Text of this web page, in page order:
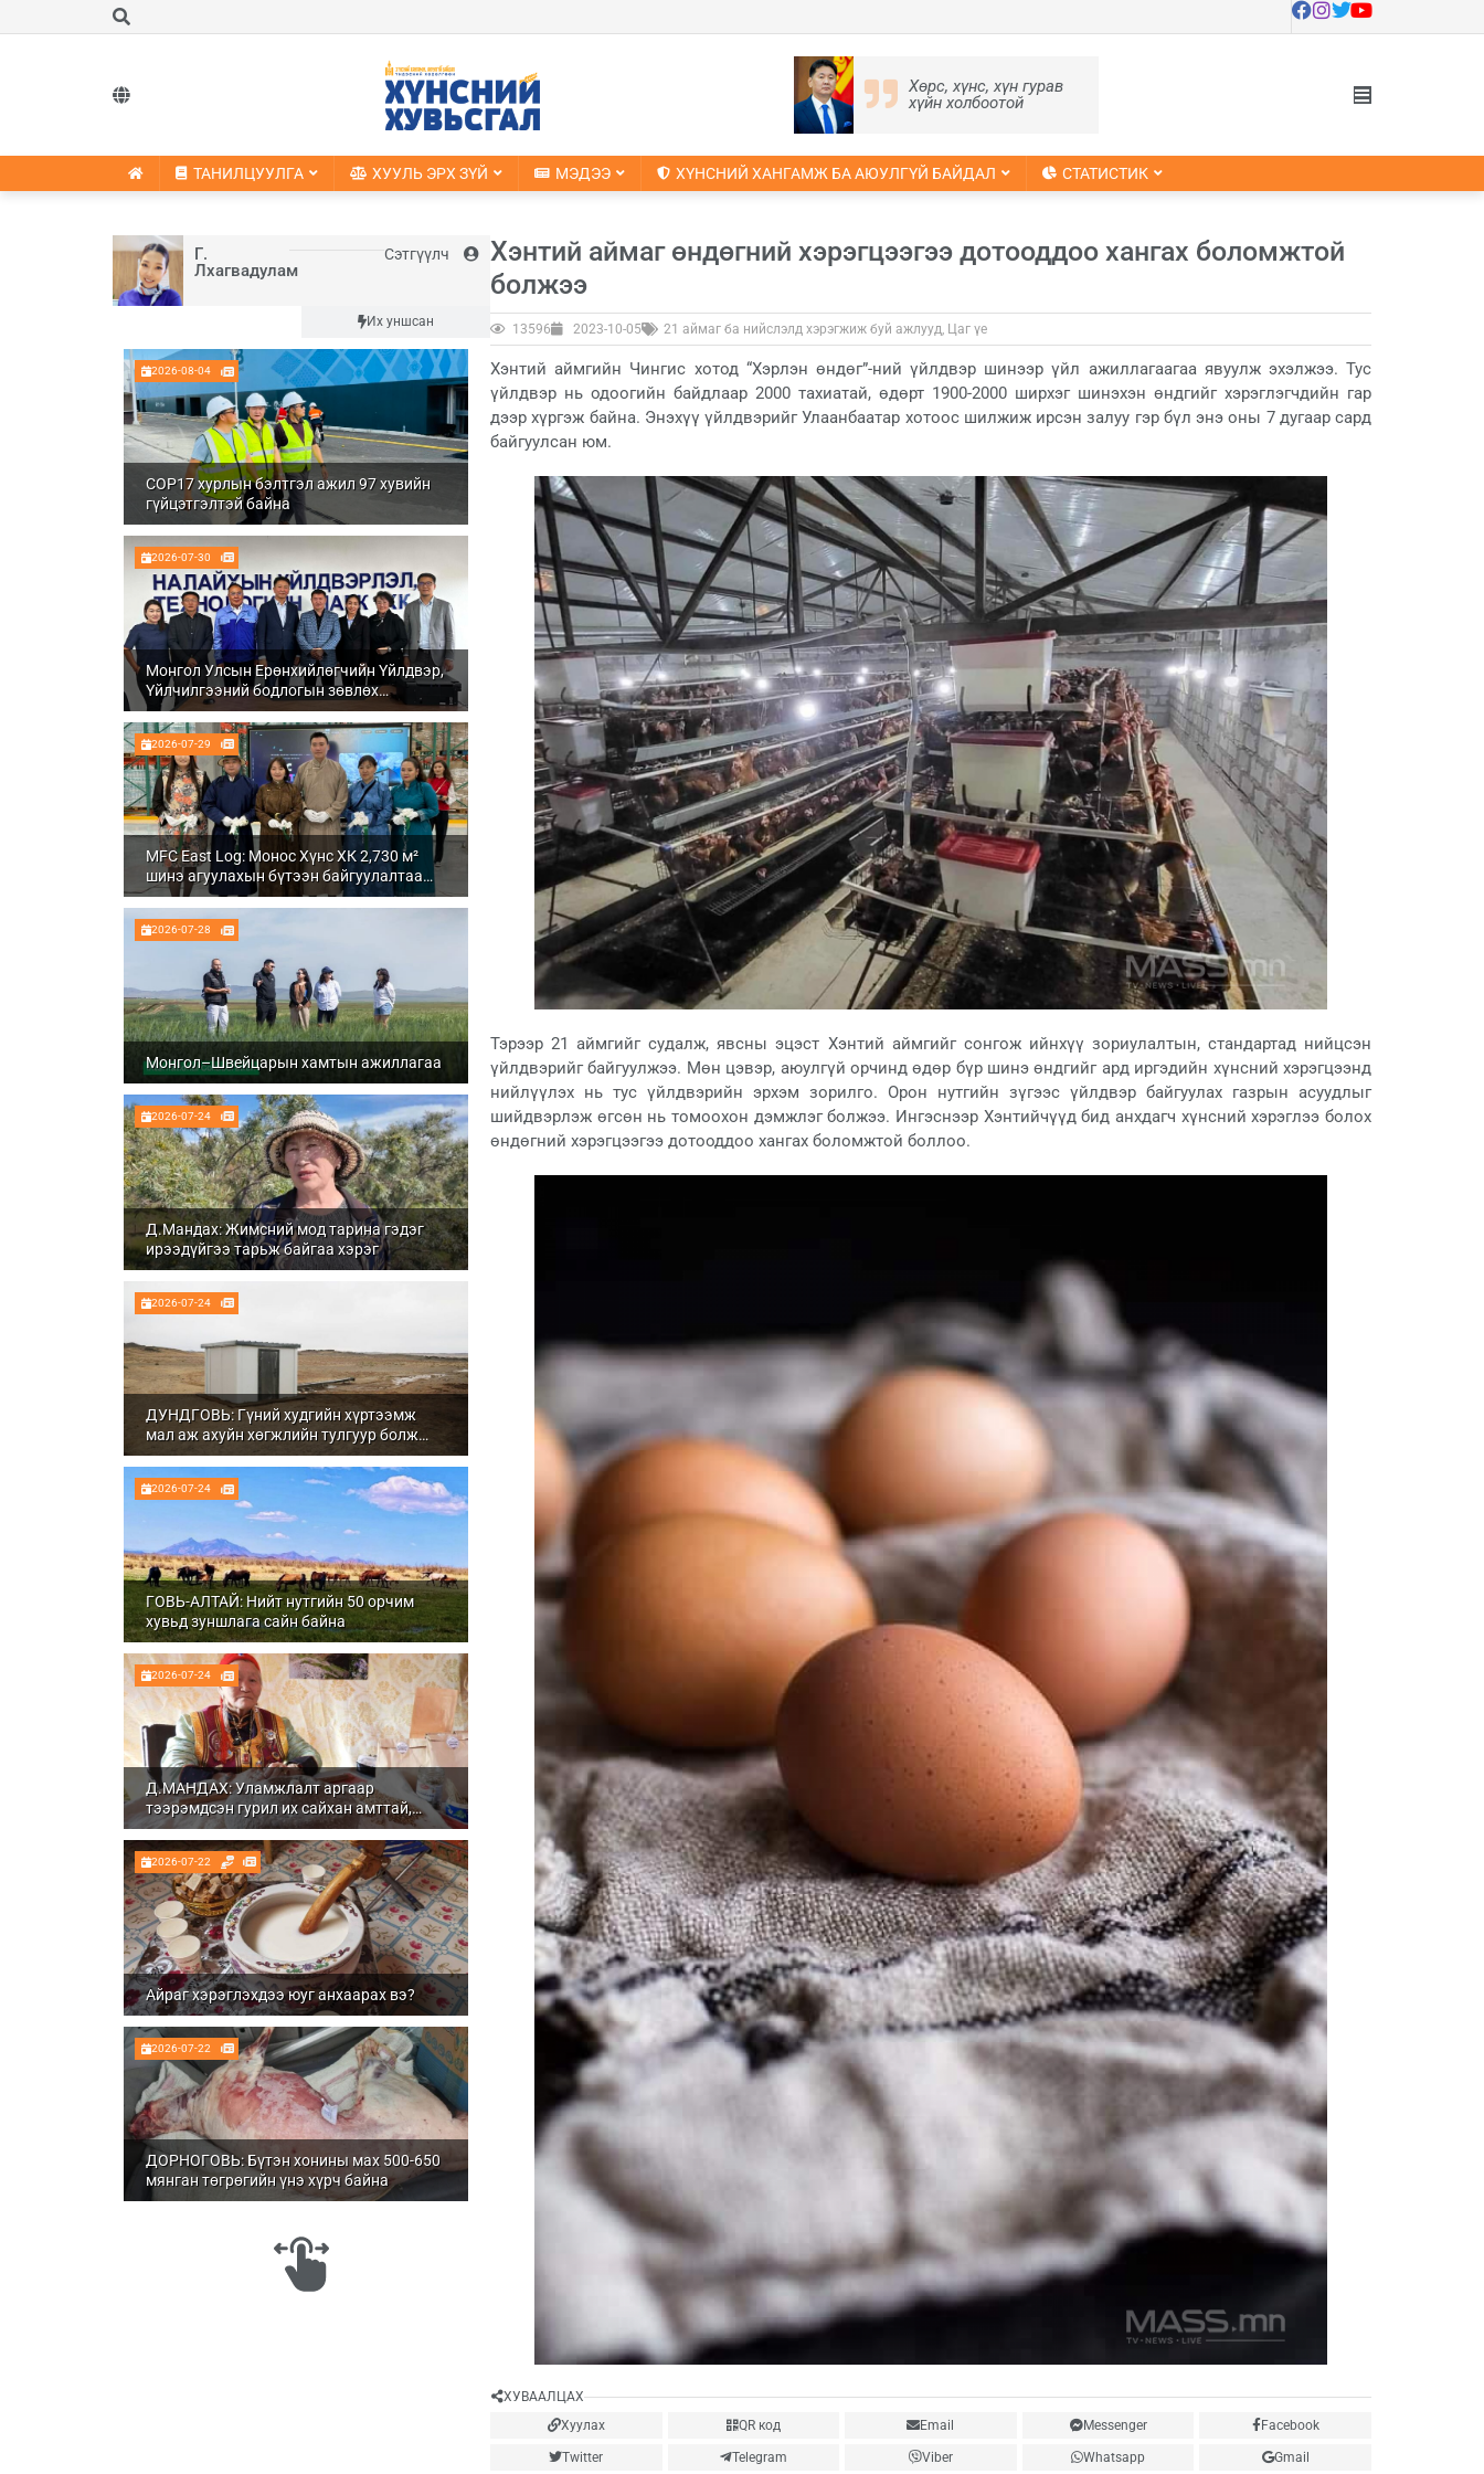
Хөрс, хүнс, хүн гурав
хүйн холбоотой
ТАНИЛЦУУЛГА ХУУЛЬ ЭРХ ЗҮЙ МЭДЭЭ ХҮНСНИЙ ХАНГАМЖ БА АЮУЛГҮЙ БАЙДАЛ СТАТИСТИК
Г.
Лхагвадулам
Сэтгүүлч
Их уншсан
2026-08-04
COP17 хурлын бэлтгэл ажил 97 хувийн
гүйцэтгэлтэй байна
2026-07-30
Монгол Улсын Ерөнхийлөгчийн Үйлдвэр,
Үйлчилгээний бодлогын зөвлөх
Ч.Даваабаяр Налайх дүүргийн
Үйлдвэрлэл, технологийн парк ХК болон
Налуу-Ухаа эдийн засгийн тусгай бүсэд
ажиллалаа
2026-07-29
MFC East Log: Монос Хүнс ХК 2,730 м²
шинэ агуулахын бүтээн байгуулалтаа
бүрэн дуусгаж, ашиглалтад орууллаа
2026-07-28
Монгол–Швейцарын хамтын ажиллагаа
2026-07-24
Д.Мандах: Жимсний мод тарина гэдэг
ирээдүйгээ тарьж байгаа хэрэг
2026-07-24
ДУНДГОВЬ: Гүний худгийн хүртээмж
мал аж ахуйн хөгжлийн тулгуур болж
байна
2026-07-24
ГОВЬ-АЛТАЙ: Нийт нутгийн 50 орчим
хувьд зуншлага сайн байна
2026-07-24
Д.МАНДАХ: Уламжлалт аргаар
тээрэмдсэн гурил их сайхан амттай,
шим тэжээлтэй болдог
2026-07-22
Айраг хэрэглэхдээ юуг анхаарах вэ?
2026-07-22
ДОРНОГОВЬ: Бүтэн хонины мах 500-650
мянган төгрөгийн үнэ хүрч байна
Хэнтий аймаг өндөгний хэрэгцээгээ дотооддоо хангах боломжтой
болжээ
13596 2023-10-05 21 аймаг ба нийслэлд хэрэгжиж буй ажлууд, Цаг үе
Хэнтий аймгийн Чингис хотод “Хэрлэн өндөг”-ний үйлдвэр шинээр үйл ажиллагаагаа явуулж эхэлжээ. Тус
үйлдвэр нь одоогийн байдлаар 2000 тахиатай, өдөрт 1900-2000 ширхэг шинэхэн өндгийг хэрэглэгчдийн гар
дээр хүргэж байна. Энэхүү үйлдвэрийг Улаанбаатар хотоос шилжиж ирсэн залуу гэр бүл энэ оны 7 дугаар сард
байгуулсан юм.
Тэрээр 21 аймгийг судалж, явсны эцэст Хэнтий аймгийг сонгож ийнхүү зориулалтын, стандартад нийцсэн
үйлдвэрийг байгуулжээ. Мөн цэвэр, аюулгүй орчинд өдөр бүр шинэ өндгийг ард иргэдийн хүнсний хэрэгцээнд
нийлүүлэх нь тус үйлдвэрийн эрхэм зорилго. Орон нутгийн зүгээс үйлдвэр байгуулах газрын асуудлыг
шийдвэрлэж өгсөн нь томоохон дэмжлэг болжээ. Ингэснээр Хэнтийчүүд бид анхдагч хүнсний хэрэглээ болох
өндөгний хэрэгцээгээ дотооддоо хангах боломжтой боллоо.
ХУВААЛЦАХ
Хуулах
QR код Email Messenger Facebook
Twitter Telegram Viber Whatsapp Gmail